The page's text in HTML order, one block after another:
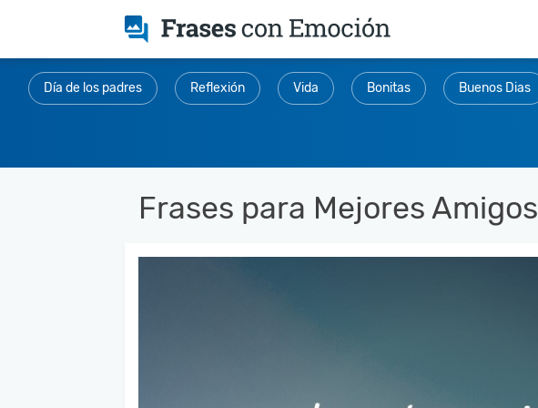
Día de los padres Reflexión Vida Bonitas Buenos Dias
Frases para Mejores Amigos